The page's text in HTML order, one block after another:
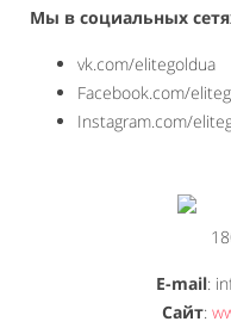
Мы в социальных
vk.com/elitegoldua
Facebook.com/
Instagram.com/
E-mail:
Сайт: